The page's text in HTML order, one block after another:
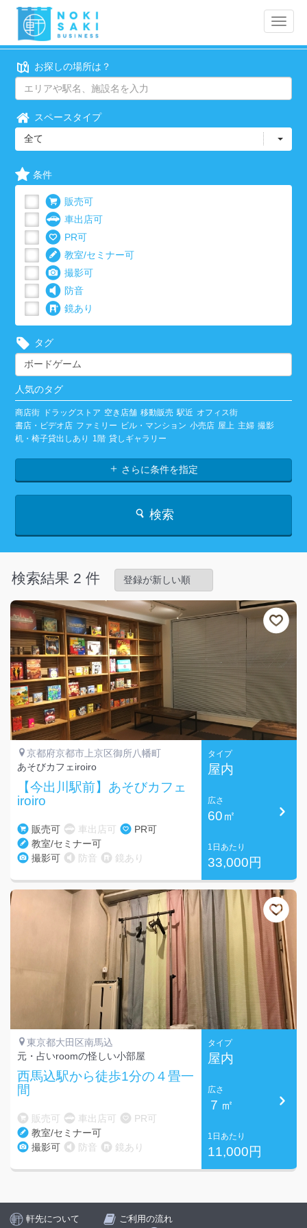
Toggle
お探しの場所は？
スペースタイプ
全て
条件
販売可
車出店可
PR可
教室/セミナー可
撮影可
防音
鏡あり
タグ
人気のタグ
商店街 ドラッグストア 空き店舗 移動販売 駅近 オフィス街
書店・ビデオ店 ファミリー ビル・マンション 小売店 屋上 主婦 撮影
机・椅子貸出しあり
1階 貸しギャラリー
さらに条件を指定
検索
検索結果 2 件
京都府京都市上京区御所八幡町
あそびカフェiroiro
【今出川駅前】あそびカフェ
iroiro
販売可 車出店可
PR可
教室/セミナー可
撮影可
防音 鏡あり
タイプ
屋内
広さ
60㎡
1日あたり
33,000円
東京都大田区南馬込
元・占いroomの怪しい小部屋
西馬込駅から徒歩1分の４畳一
間
販売可 車出店可
PR可
教室/セミナー可
撮影可
防音 鏡あり
タイプ
屋内
広さ
７㎡
1日あたり
11,000円
軒先について
ご利用の流れ